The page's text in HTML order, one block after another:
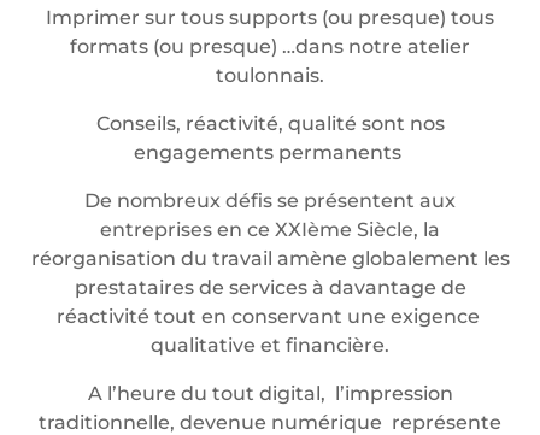
Imprimer sur tous supports (ou presque) tous
formats (ou presque) …dans notre atelier
toulonnais.
Conseils, réactivité, qualité sont nos
engagements permanents
De nombreux défis se présentent aux
entreprises en ce XXIème Siècle, la
réorganisation du travail amène globalement les
prestataires de services à davantage de
réactivité tout en conservant une exigence
qualitative et financière.
A l’heure du tout digital, l’impression
traditionnelle, devenue numérique représente